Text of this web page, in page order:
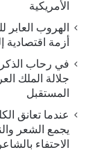
الأمريكية
​الهروب
أزمة
في رحاب
جلالة الملك
المستقبل
​عندما تعانق
يجمع الشعر
الاحتفاء